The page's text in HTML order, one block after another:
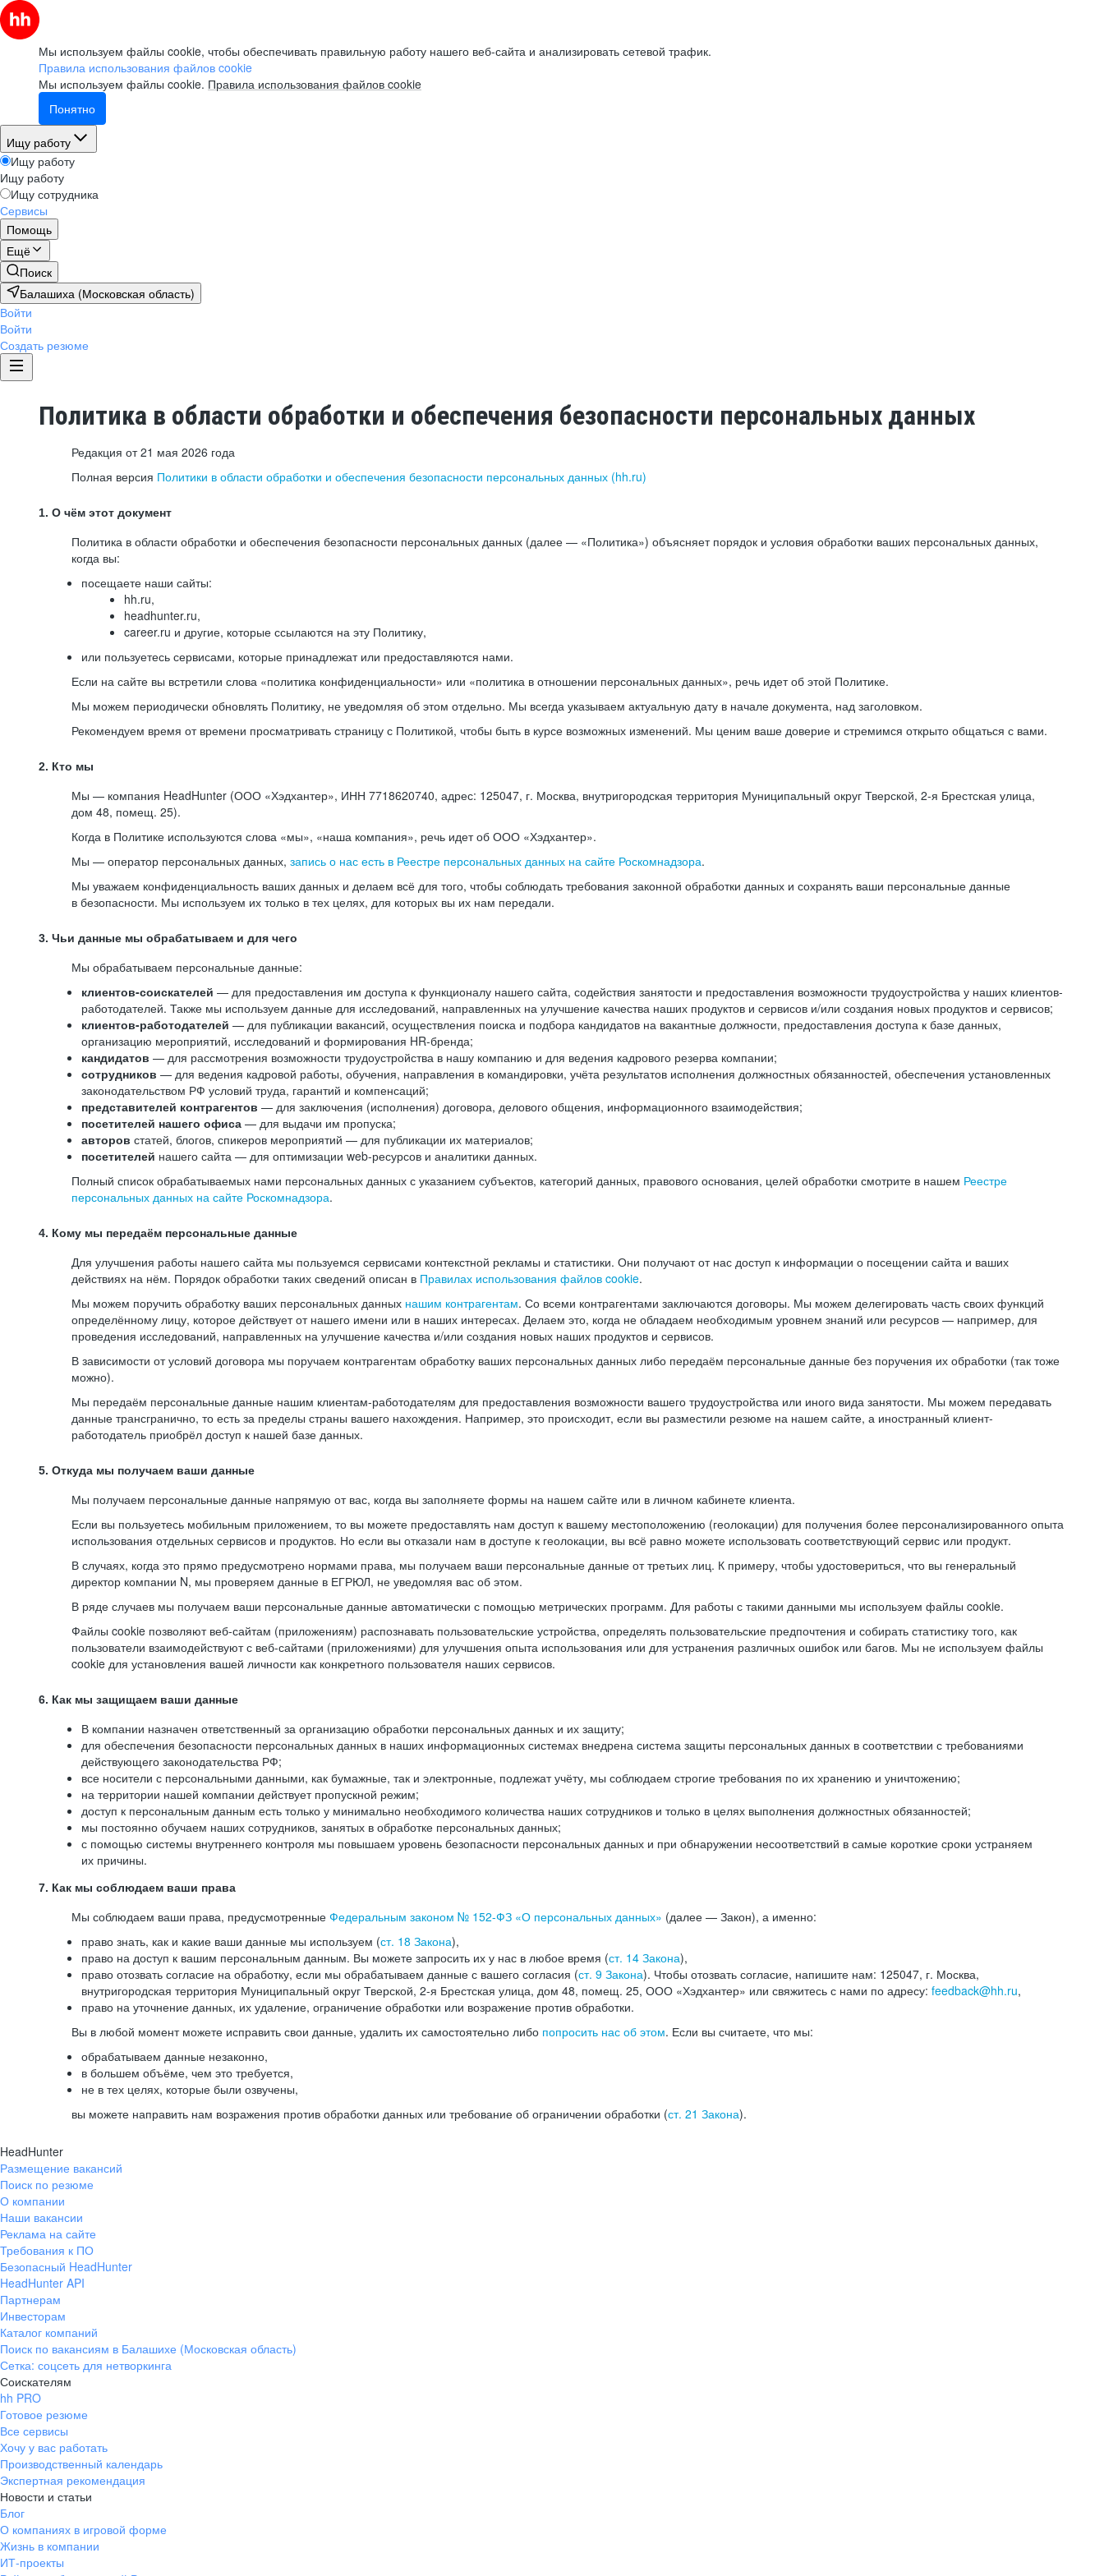
Мы используем файлы cookie, чтобы обеспечивать правильную работу нашего веб-сайта и анализировать сетевой трафик.
Правила использования файлов cookie
Мы используем файлы cookie. Правила использования файлов cookie
Понятно
Ищу работу
Ищу работу
Ищу работу
Ищу сотрудника
Сервисы
Помощь
Ещё
Поиск
Балашиха (Московская область)
Войти
Войти
Создать резюме
Политика в области обработки и обеспечения безопасности персональных данных
Редакция от 21 мая 2026 года
Полная версия Политики в области обработки и обеспечения безопасности персональных данных (hh.ru)
1. О чём этот документ
Политика в области обработки и обеспечения безопасности персональных данных (далее — «Политика») объясняет порядок и условия обработки ваших персональных данных,
когда вы:
посещаете наши сайты:
hh.ru,
headhunter.ru,
career.ru и другие, которые ссылаются на эту Политику,
или пользуетесь сервисами, которые принадлежат или предоставляются нами.
Если на сайте вы встретили слова «политика конфиденциальности» или «политика в отношении персональных данных», речь идет об этой Политике.
Мы можем периодически обновлять Политику, не уведомляя об этом отдельно. Мы всегда указываем актуальную дату в начале документа, над заголовком.
Рекомендуем время от времени просматривать страницу с Политикой, чтобы быть в курсе возможных изменений. Мы ценим ваше доверие и стремимся открыто общаться с вами.
2. Кто мы
Мы — компания HeadHunter (ООО «Хэдхантер», ИНН 7718620740, адрес: 125047, г. Москва, внутригородская территория Муниципальный округ Тверской, 2-я Брестская улица,
дом 48, помещ. 25).
Когда в Политике используются слова «мы», «наша компания», речь идет об ООО «Хэдхантер».
Мы — оператор персональных данных, запись о нас есть в Реестре персональных данных на сайте Роскомнадзора.
Мы уважаем конфиденциальность ваших данных и делаем всё для того, чтобы соблюдать требования законной обработки данных и сохранять ваши персональные данные
в безопасности. Мы используем их только в тех целях, для которых вы их нам передали.
3. Чьи данные мы обрабатываем и для чего
Мы обрабатываем персональные данные:
клиентов-соискателей — для предоставления им доступа к функционалу нашего сайта, содействия занятости и предоставления возможности трудоустройства у наших клиентов-
работодателей. Также мы используем данные для исследований, направленных на улучшение качества наших продуктов и сервисов и/или создания новых продуктов и сервисов;
клиентов-работодателей — для публикации вакансий, осуществления поиска и подбора кандидатов на вакантные должности, предоставления доступа к базе данных,
организацию мероприятий, исследований и формирования HR-бренда;
кандидатов — для рассмотрения возможности трудоустройства в нашу компанию и для ведения кадрового резерва компании;
сотрудников — для ведения кадровой работы, обучения, направления в командировки, учёта результатов исполнения должностных обязанностей, обеспечения установленных
законодательством РФ условий труда, гарантий и компенсаций;
представителей контрагентов — для заключения (исполнения) договора, делового общения, информационного взаимодействия;
посетителей нашего офиса — для выдачи им пропуска;
авторов статей, блогов, спикеров мероприятий — для публикации их материалов;
посетителей нашего сайта — для оптимизации web-ресурсов и аналитики данных.
Полный список обрабатываемых нами персональных данных с указанием субъектов, категорий данных, правового основания, целей обработки смотрите в нашем Реестре
персональных данных на сайте Роскомнадзора.
4. Кому мы передаём персональные данные
Для улучшения работы нашего сайта мы пользуемся сервисами контекстной рекламы и статистики. Они получают от нас доступ к информации о посещении сайта и ваших
действиях на нём. Порядок обработки таких сведений описан в Правилах использования файлов cookie.
Мы можем поручить обработку ваших персональных данных нашим контрагентам. Со всеми контрагентами заключаются договоры. Мы можем делегировать часть своих функций
определённому лицу, которое действует от нашего имени или в наших интересах. Делаем это, когда не обладаем необходимым уровнем знаний или ресурсов — например, для
проведения исследований, направленных на улучшение качества и/или создания новых наших продуктов и сервисов.
В зависимости от условий договора мы поручаем контрагентам обработку ваших персональных данных либо передаём персональные данные без поручения их обработки (так тоже
можно).
Мы передаём персональные данные нашим клиентам-работодателям для предоставления возможности вашего трудоустройства или иного вида занятости. Мы можем передавать
данные трансгранично, то есть за пределы страны вашего нахождения. Например, это происходит, если вы разместили резюме на нашем сайте, а иностранный клиент-
работодатель приобрёл доступ к нашей базе данных.
5. Откуда мы получаем ваши данные
Мы получаем персональные данные напрямую от вас, когда вы заполняете формы на нашем сайте или в личном кабинете клиента.
Если вы пользуетесь мобильным приложением, то вы можете предоставлять нам доступ к вашему местоположению (геолокации) для получения более персонализированного опыта
использования отдельных сервисов и продуктов. Но если вы отказали нам в доступе к геолокации, вы всё равно можете использовать соответствующий сервис или продукт.
В случаях, когда это прямо предусмотрено нормами права, мы получаем ваши персональные данные от третьих лиц. К примеру, чтобы удостовериться, что вы генеральный
директор компании N, мы проверяем данные в ЕГРЮЛ, не уведомляя вас об этом.
В ряде случаев мы получаем ваши персональные данные автоматически с помощью метрических программ. Для работы с такими данными мы используем файлы cookie.
Файлы cookie позволяют веб-сайтам (приложениям) распознавать пользовательские устройства, определять пользовательские предпочтения и собирать статистику того, как
пользователи взаимодействуют с веб-сайтами (приложениями) для улучшения опыта использования или для устранения различных ошибок или багов. Мы не используем файлы
cookie для установления вашей личности как конкретного пользователя наших сервисов.
6. Как мы защищаем ваши данные
В компании назначен ответственный за организацию обработки персональных данных и их защиту;
для обеспечения безопасности персональных данных в наших информационных системах внедрена система защиты персональных данных в соответствии с требованиями
действующего законодательства РФ;
все носители с персональными данными, как бумажные, так и электронные, подлежат учёту, мы соблюдаем строгие требования по их хранению и уничтожению;
на территории нашей компании действует пропускной режим;
доступ к персональным данным есть только у минимально необходимого количества наших сотрудников и только в целях выполнения должностных обязанностей;
мы постоянно обучаем наших сотрудников, занятых в обработке персональных данных;
с помощью системы внутреннего контроля мы повышаем уровень безопасности персональных данных и при обнаружении несоответствий в самые короткие сроки устраняем
их причины.
7. Как мы соблюдаем ваши права
Мы соблюдаем ваши права, предусмотренные Федеральным законом № 152-ФЗ «О персональных данных» (далее — Закон), а именно:
право знать, как и какие ваши данные мы используем (ст. 18 Закона),
право на доступ к вашим персональным данным. Вы можете запросить их у нас в любое время (ст. 14 Закона),
право отозвать согласие на обработку, если мы обрабатываем данные с вашего согласия (ст. 9 Закона). Чтобы отозвать согласие, напишите нам: 125047, г. Москва,
внутригородская территория Муниципальный округ Тверской, 2-я Брестская улица, дом 48, помещ. 25, ООО «Хэдхантер» или свяжитесь с нами по адресу: feedback@hh.ru,
право на уточнение данных, их удаление, ограничение обработки или возражение против обработки.
Вы в любой момент можете исправить свои данные, удалить их самостоятельно либо попросить нас об этом. Если вы считаете, что мы:
обрабатываем данные незаконно,
в большем объёме, чем это требуется,
не в тех целях, которые были озвучены,
вы можете направить нам возражения против обработки данных или требование об ограничении обработки (ст. 21 Закона).
HeadHunter
Размещение вакансий
Поиск по резюме
О компании
Наши вакансии
Реклама на сайте
Требования к ПО
Безопасный HeadHunter
HeadHunter API
Партнерам
Инвесторам
Каталог компаний
Поиск по вакансиям в Балашихе (Московская область)
Сетка: соцсеть для нетворкинга
Соискателям
hh PRO
Готовое резюме
Все сервисы
Хочу у вас работать
Производственный календарь
Экспертная рекомендация
Новости и статьи
Блог
О компаниях в игровой форме
Жизнь в компании
ИТ-проекты